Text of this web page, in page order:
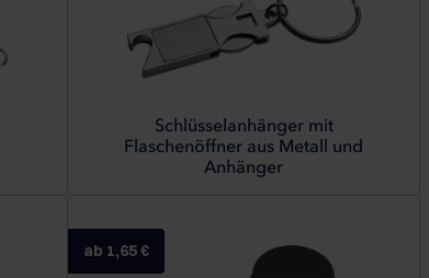
Schlüsselanhänger mit
Flaschenöffner aus Metall und
Anhänger
ab 1,65 €